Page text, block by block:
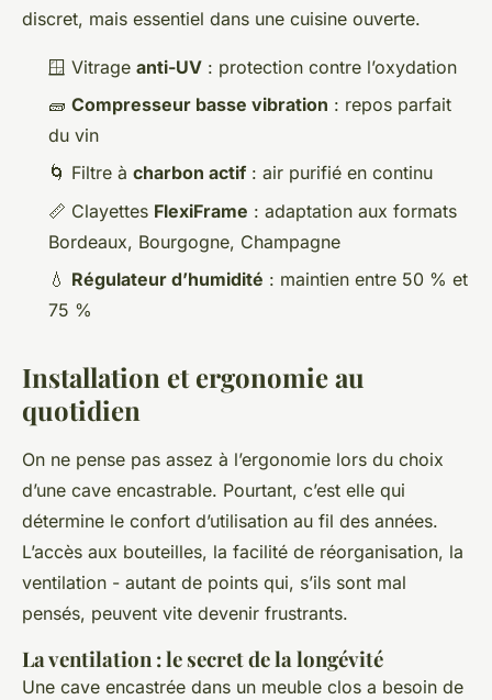
discret, mais essentiel dans une cuisine ouverte.
🪟 Vitrage anti-UV : protection contre l’oxydation
🧱 Compresseur basse vibration : repos parfait
du vin
🌀 Filtre à charbon actif : air purifié en continu
📏 Clayettes FlexiFrame : adaptation aux formats
Bordeaux, Bourgogne, Champagne
💧 Régulateur d’humidité : maintien entre 50 % et
75 %
Installation et ergonomie au
quotidien
On ne pense pas assez à l’ergonomie lors du choix
d’une cave encastrable. Pourtant, c’est elle qui
détermine le confort d’utilisation au fil des années.
L’accès aux bouteilles, la facilité de réorganisation, la
ventilation - autant de points qui, s’ils sont mal
pensés, peuvent vite devenir frustrants.
La ventilation : le secret de la longévité
Une cave encastrée dans un meuble clos a besoin de